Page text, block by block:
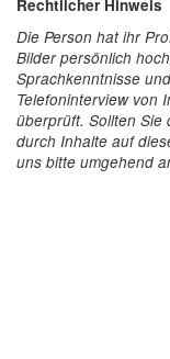
Rechtlicher Hinweis
Die Person hat ihr
Bilder persönlich
Sprachkenntnisse
Telefoninterview von
überprüft. Sollten Sie
durch Inhalte auf
uns bitte umgehend